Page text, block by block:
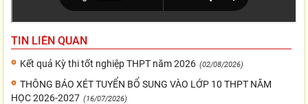
TIN LIÊN QUAN
Kết quả Kỳ thi tốt nghiệp THPT năm 2026 (02/08/2026)
THÔNG BÁO XÉT TUYỂN BỔ SUNG VÀO LỚP 10 THPT NĂM
HỌC 2026-2027 (16/07/2026)